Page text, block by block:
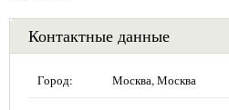
Контактные данные
Город: Москва, Москва